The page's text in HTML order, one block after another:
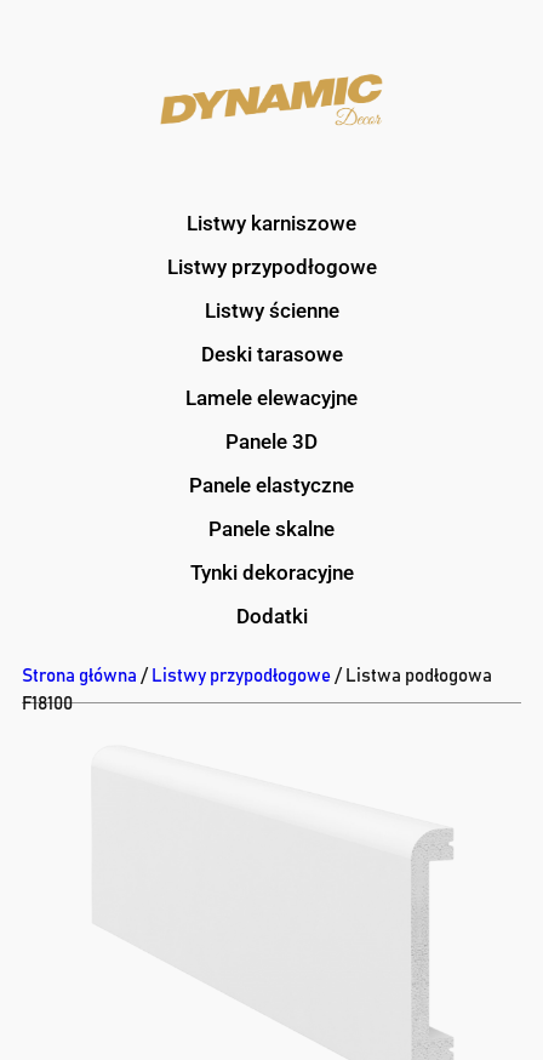
Listwy karniszowe
Listwy przypodłogowe
Listwy ścienne
Deski tarasowe
Lamele elewacyjne
Panele 3D
Panele elastyczne
Panele skalne
Tynki dekoracyjne
Dodatki
Strona główna / Listwy przypodłogowe / Listwa podłogowa
F18100